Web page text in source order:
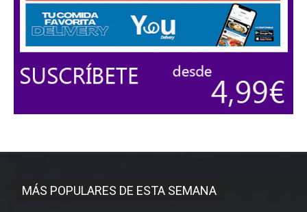
MÁS POPULARES DE ESTA SEMANA